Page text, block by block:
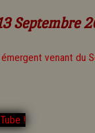
Septembre
venant du